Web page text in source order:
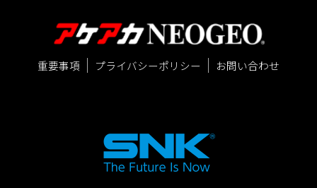
重要事項 プライバシーポリシー お問い合わせ